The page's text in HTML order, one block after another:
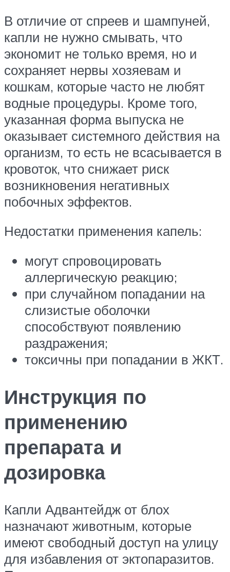
В отличие от спреев и шампуней,
капли не нужно смывать, что
экономит не только время, но и
сохраняет нервы хозяевам и
кошкам, которые часто не любят
водные процедуры. Кроме того,
указанная форма выпуска не
оказывает системного действия на
организм, то есть не всасывается в
кровоток, что снижает риск
возникновения негативных
побочных эффектов.
Недостатки применения капель:
могут спровоцировать
аллергическую реакцию;
при случайном попадании на
слизистые оболочки
способствуют появлению
раздражения;
токсичны при попадании в ЖКТ.
Инструкция по
применению
препарата и
дозировка
Капли Адвантейдж от блох
назначают животным, которые
имеют свободный доступ на улицу
для избавления от эктопаразитов.